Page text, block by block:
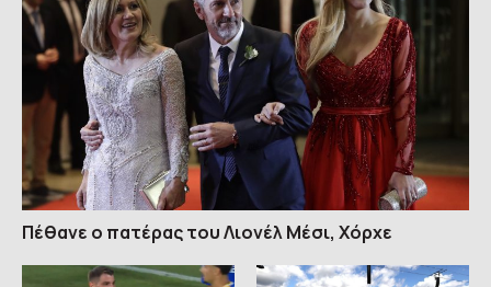
Πέθανε ο πατέρας του Λιονέλ Μέσι, Χόρχε